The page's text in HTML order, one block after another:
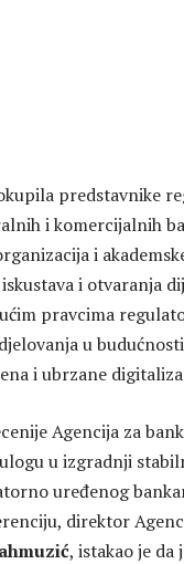
predstavnike
i komercijalnih
i
i otvaranja
pravcima
u
i ubrzane
Agencija za
u izgradnji
uređenog
direktor
, istakao je da